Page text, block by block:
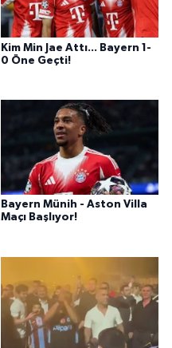
Kim Min Jae Attı... Bayern 1-
0 Öne Geçti!
Bayern Münih - Aston Villa
Maçı Başlıyor!